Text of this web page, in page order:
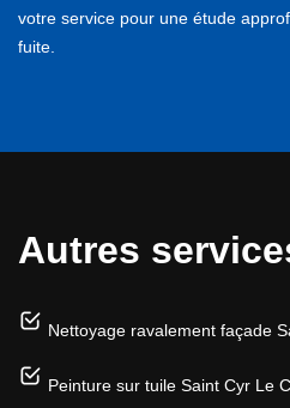
votre service pour une étude
fuite.
Autres
Nettoyage ravalement façade
Peinture sur tuile Saint Cyr Le